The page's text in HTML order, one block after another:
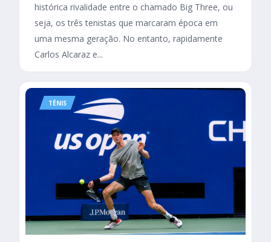
histórica rivalidade entre o chamado Big Three, ou
seja, os três tenistas que marcaram época em
uma mesma geração. No entanto, rapidamente
Carlos Alcaraz e...
TÊNIS